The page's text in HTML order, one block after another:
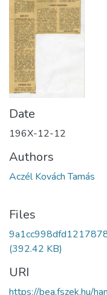
Date
196X-12-12
Authors
Aczél Kovách Tamás
Files
(392.42 KB)
URI
https://bea.fszek.hu/